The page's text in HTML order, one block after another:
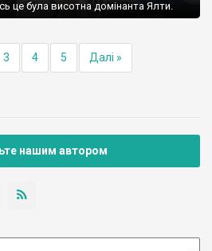
це була висотна домінанта Ялти.
3 4 5 Далі »
нашим автором